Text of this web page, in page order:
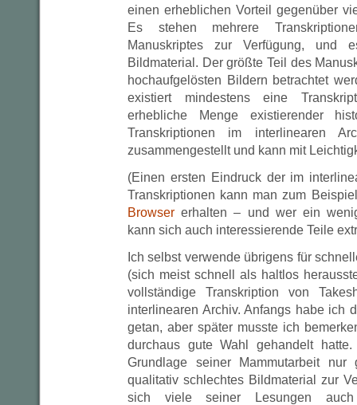
einen erheblichen Vorteil gegenüber
Es stehen mehrere
Manuskriptes zur Verfügung, und
Bildmaterial. Der größte Teil des
hochaufgelösten Bildern betrachtet
existiert mindestens eine
erhebliche Menge existierender
Transkriptionen im interlinearen
zusammengestellt und kann mit
(Einen ersten Eindruck der im
Transkriptionen kann man zum
Browser erhalten – und wer ein
kann sich auch interessierende Teile
Ich selbst verwende übrigens für
(sich meist schnell als haltlos
vollständige Transkription von
interlinearen Archiv. Anfangs habe ich
getan, aber später musste ich
durchaus gute Wahl gehandelt
Grundlage seiner Mammutarbeit nur
qualitativ schlechtes Bildmaterial zur
sich viele seiner Lesungen